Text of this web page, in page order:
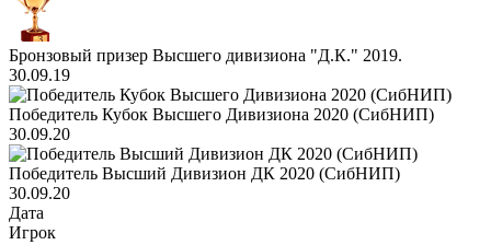
Бронзовый призер Высшего дивизиона "Д.К." 2019.
30.09.19
Победитель Кубок Высшего Дивизиона 2020 (СибНИП)
30.09.20
Победитель Высший Дивизион ДК 2020 (СибНИП)
30.09.20
Дата
Игрок